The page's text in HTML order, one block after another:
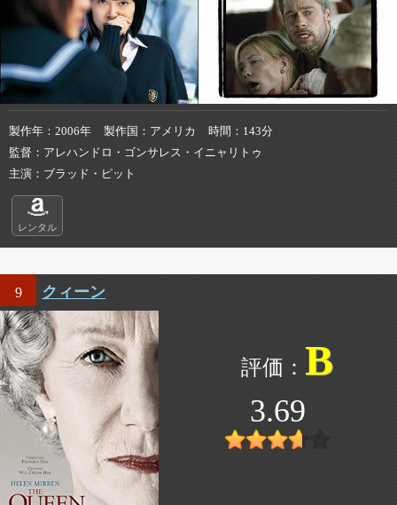
製作年 2006年 製作国 アメリカ 時間
143分
監督
アレハンドロ・ゴンサレス・イニャリトゥ
主演
ブラッド・ピット
レンタル
9 クィーン
B
3.69